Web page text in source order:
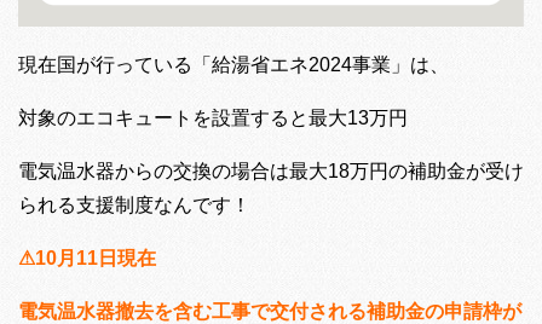
現在国が行っている「給湯省エネ2024事業」は、
対象のエコキュートを設置すると最大13万円
電気温水器からの交換の場合は最大18万円の補助金が受け
られる支援制度なんです！
⚠10月11日現在
電気温水器撤去を含む工事で交付される補助金の申請枠が